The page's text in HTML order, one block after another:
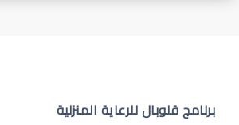
برنامج قلوبال للرعاية المنزلية